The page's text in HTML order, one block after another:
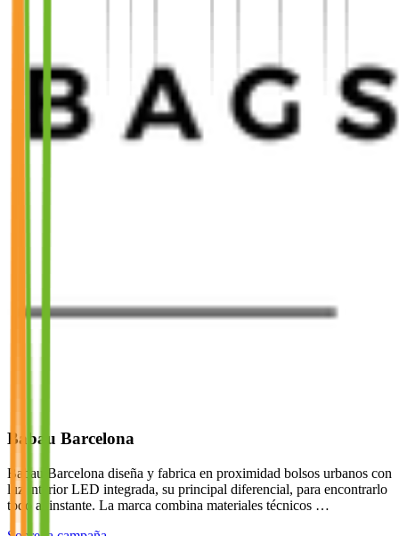
Babau Barcelona
Babau Barcelona diseña y fabrica en proximidad bolsos urbanos con
luz interior LED integrada, su principal diferencial, para encontrarlo
todo al instante. La marca combina materiales técnicos …